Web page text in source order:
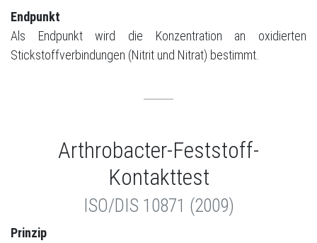
Endpunkt
Als Endpunkt wird die Konzentration an oxidierten
Stickstoffverbindungen (Nitrit und Nitrat) bestimmt.
Arthrobacter-Feststoff-
Kontakttest
ISO/DIS 10871 (2009)
Prinzip